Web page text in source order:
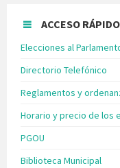
ACCESO RÁPIDO
Elecciones al
Directorio Telefónico
Reglamentos y
Horario y precio de los
PGOU
Biblioteca Municipal